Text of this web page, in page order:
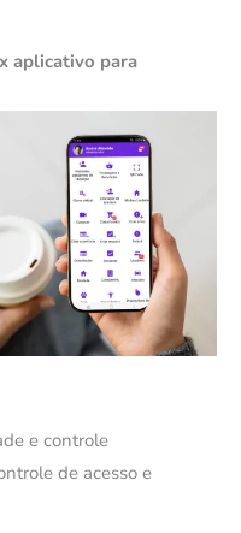
aplicativo para
e controle
de acesso e